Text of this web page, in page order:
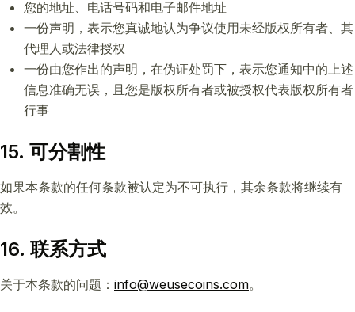
您的地址、电话号码和电子邮件地址
一份声明，表示您真诚地认为争议使用未经版权所有者、其
代理人或法律授权
一份由您作出的声明，在伪证处罚下，表示您通知中的上述
信息准确无误，且您是版权所有者或被授权代表版权所有者
行事
15. 可分割性
如果本条款的任何条款被认定为不可执行，其余条款将继续有
效。
16. 联系方式
关于本条款的问题： info@weusecoins.com。